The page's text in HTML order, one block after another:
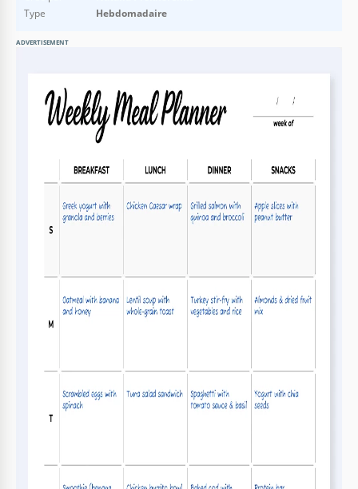
Type
Hebdomadaire
ADVERTISEMENT